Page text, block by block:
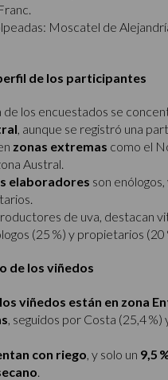
Moscatel de
de los participantes
de los encuestados se
, aunque se registró una
zonas extremas como el
Austral.
elaboradores son enólogos,
de uva, destacan
(25 %) y propietarios (20
de los viñedos
viñedos están en zona
, seguidos por Costa (25,4 %)
con riego , y solo un 9,5